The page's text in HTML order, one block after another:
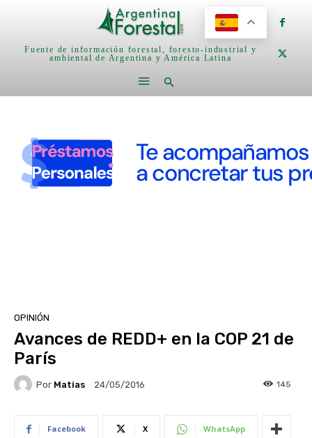
Fuente de información forestal, foresto-industrial y
ambiental de Argentina y América Latina
OPINIÓN
Avances de REDD+ en la COP 21 de
París
Por Matias 24/05/2016 145
Facebook X WhatsApp